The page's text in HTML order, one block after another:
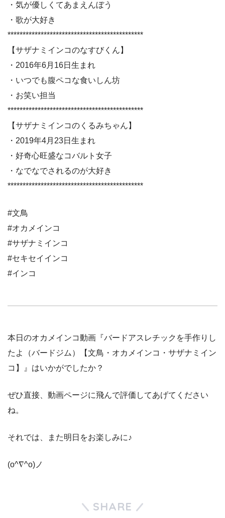
・気が優しくてあまえんぼう
・歌が大好き
*********************************************
【サザナミインコのなすびくん】
・2016年6月16日生まれ
・いつでも腹ペコな食いしん坊
・お笑い担当
*********************************************
【サザナミインコのくるみちゃん】
・2019年4月23日生まれ
・好奇心旺盛なコバルト女子
・なでなでされるのが大好き
*********************************************
#文鳥
#オカメインコ
#サザナミインコ
#セキセイインコ
#インコ
本日のオカメインコ動画『バードアスレチックを手作りし
たよ（バードジム）【文鳥・オカメインコ・サザナミイン
コ】』はいかがでしたか？
ぜひ直接、動画ページに飛んで評価してあげてください
ね。
それでは、また明日をお楽しみに♪
(o^∇^o)ノ
SHARE